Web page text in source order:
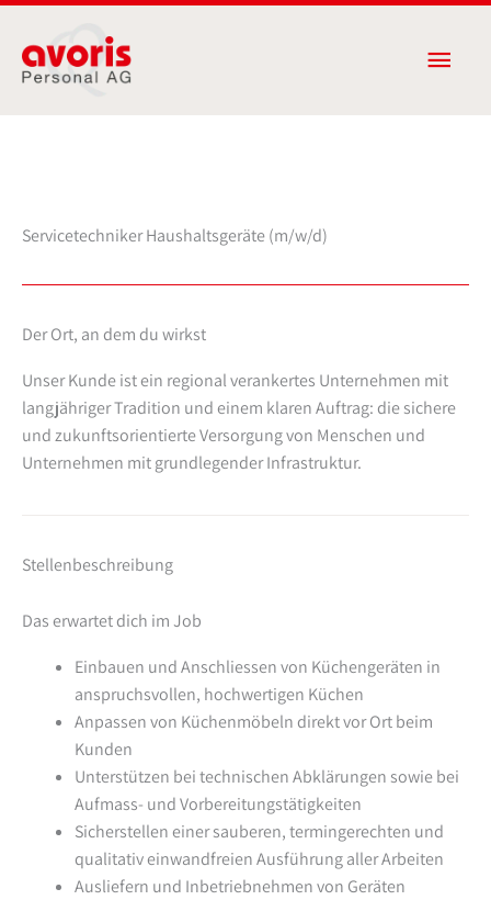
Inhalt
springen
Servicetechniker Haushaltsgeräte (m/w/d)
Der Ort, an dem du wirkst
Unser Kunde ist ein regional verankertes Unternehmen mit
langjähriger Tradition und einem klaren Auftrag: die sichere
und zukunftsorientierte Versorgung von Menschen und
Unternehmen mit grundlegender Infrastruktur.
Stellenbeschreibung
Das erwartet dich im Job
Einbauen und Anschliessen von Küchengeräten in
anspruchsvollen, hochwertigen Küchen
Anpassen von Küchenmöbeln direkt vor Ort beim
Kunden
Unterstützen bei technischen Abklärungen sowie bei
Aufmass- und Vorbereitungstätigkeiten
Sicherstellen einer sauberen, termingerechten und
qualitativ einwandfreien Ausführung aller Arbeiten
Ausliefern und Inbetriebnehmen von Geräten